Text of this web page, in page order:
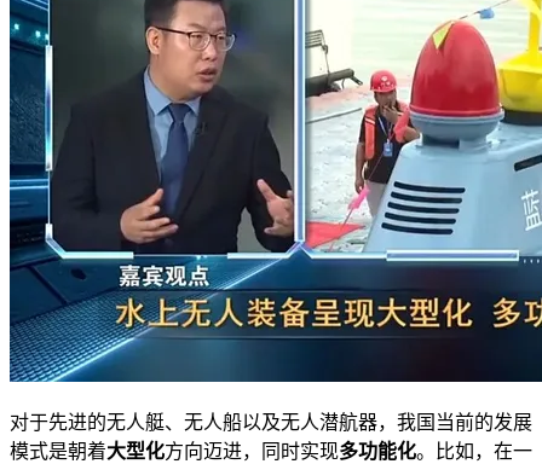
对于先进的无人艇、无人船以及无人潜航器，我国当前的发展
模式是朝着大型化方向迈进，同时实现多功能化。比如，在一